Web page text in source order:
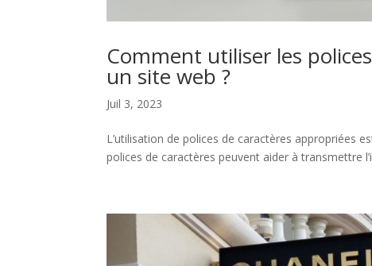
Comment utiliser les
un site web ?
Juil 3, 2023
L’utilisation de polices de caractères appropriées
polices de caractères peuvent aider à transmettre